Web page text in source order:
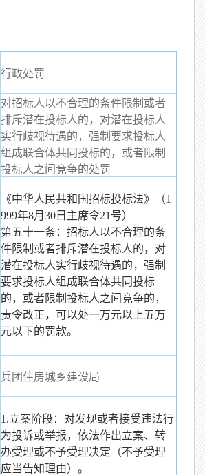
行政处罚
对招标人以不合理的条件限制或者
排斥潜在投标人的，对潜在投标人
实行歧视待遇的，强制要求投标人
组成联合体共同投标的，或者限制
投标人之间竞争的处罚
《中华人民共和国招标投标法》（1
999年8月30日主席令21号）
第五十一条：招标人以不合理的条
件限制或者排斥潜在投标人的，对
潜在投标人实行歧视待遇的，强制
要求投标人组成联合体共同投标
的，或者限制投标人之间竞争的，
责令改正，可以处一万元以上五万
元以下的罚款。
兵团住房城乡建设局
1.立案阶段：对发现或者接受违法行
为投诉或举报，依法作出立案、转
办受理或不予受理决定（不予受理
应当告知理由）。